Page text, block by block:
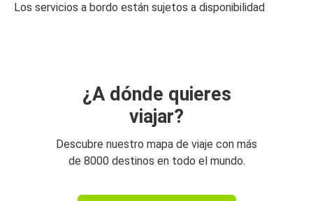
Los servicios a bordo están sujetos a disponibilidad
¿A dónde quieres
viajar?
Descubre nuestro mapa de viaje con más
de 8000 destinos en todo el mundo.